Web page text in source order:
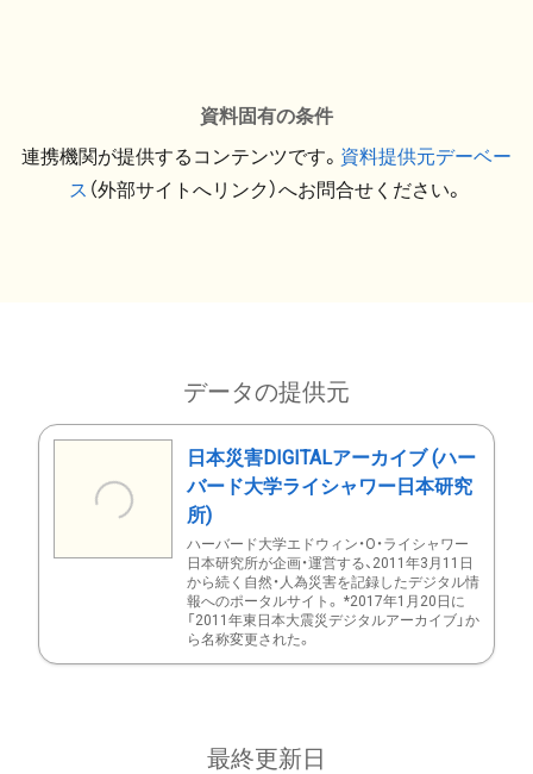
資料固有の条件
連携機関が提供するコンテンツです。 資料提供元デーベー
ス （外部サイトへリンク）へお問合せください。
データの提供元
日本災害DIGITALアーカイブ (ハー
バード大学ライシャワー日本研究
所)
ハーバード大学エドウィン・O・ライシャワー
日本研究所が企画・運営する、2011年3月11日
から続く自然・人為災害を記録したデジタル情
報へのポータルサイト。 *2017年1月20日に
「2011年東日本大震災デジタルアーカイブ」か
ら名称変更された。
最終更新日